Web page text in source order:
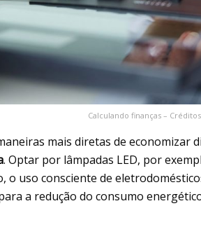
Calculando finanças –
mais diretas de economizar
. Optar por lâmpadas LED, por
o uso consciente de
a redução do consumo